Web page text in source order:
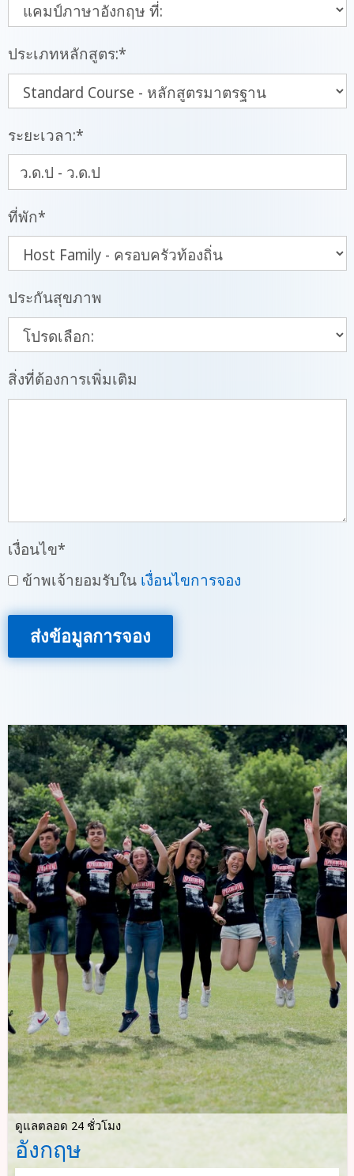
ประเภทหลักสูตร:*
ระยะเวลา:*
ที่พัก*
ประกันสุขภาพ
สิ่งที่ต้องการเพิ่มเติม
เงื่อนไข*
ข้าพเจ้ายอมรับใน เงื่อนไขการจอง
ส่งข้อมูลการจอง
ดูแลตลอด 24 ชั่วโมง
อังกฤษ